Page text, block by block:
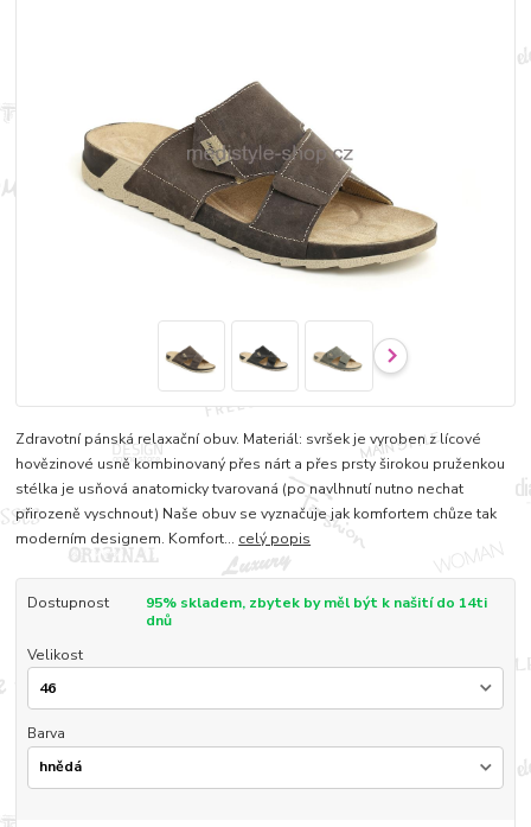
Zdravotní pánská relaxační obuv. Materiál: svršek je vyroben z lícové
hovězinové usně kombinovaný přes nárt a přes prsty širokou pruženkou
stélka je usňová anatomicky tvarovaná (po navlhnutí nutno nechat
přirozeně vyschnout) Naše obuv se vyznačuje jak komfortem chůze tak
moderním designem. Komfort... celý popis
Dostupnost
95% skladem, zbytek by měl být k našití do 14ti
dnů
Velikost
Barva